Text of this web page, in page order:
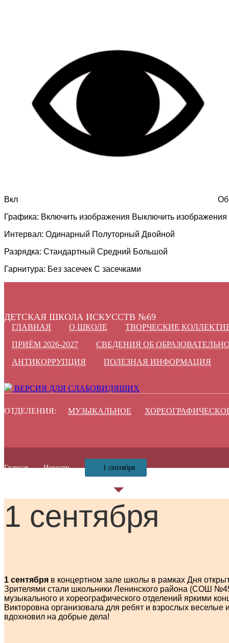
Вкл
Графика: Включить изображения Выключить изображения
Интервал: Одинарный Полуторный Двойной
Разрядка: Стандартный Средний Большой
Гарнитура: Без засечек С засечками
ДЕТСКАЯ ШКОЛА ИСКУССТВ №69
ГЛАВНАЯ О ШКОЛЕ
ТВОРЧЕСКИЕ
ПРИЁМ 2026-2027
СВЕДЕНИЯ ОБ
АНТИКОРРУПЦИЯ
ПОЛЕЗНАЯ ИНФОРМАЦИЯ
ВЕРСИЯ ДЛЯ СЛАБОВИДЯЩИХ
ОТДЕЛЕНИЯ: МУЗЫКАЛЬНОЕ
Главная Новости 1 сентября
1 сентября
1 сентября в концертном зале школы в рамках Дня
Зрителями стали школьники Ленинского района (СОШ
музыкального и хореографического отделений яркими
Викторовна организовала для ребят и взрослых
вдохновил на добрые дела!